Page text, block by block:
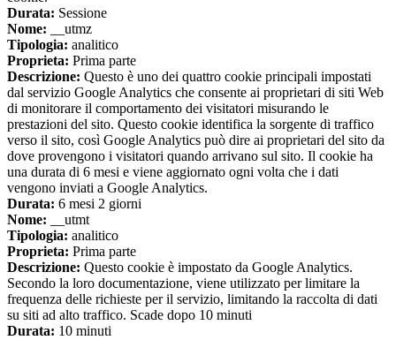
Durata: Sessione
Nome: __utmz
Tipologia: analitico
Proprieta: Prima parte
Descrizione: Questo è uno dei quattro cookie principali impostati
dal servizio Google Analytics che consente ai proprietari di siti Web
di monitorare il comportamento dei visitatori misurando le
prestazioni del sito. Questo cookie identifica la sorgente di traffico
verso il sito, così Google Analytics può dire ai proprietari del sito da
dove provengono i visitatori quando arrivano sul sito. Il cookie ha
una durata di 6 mesi e viene aggiornato ogni volta che i dati
vengono inviati a Google Analytics.
Durata: 6 mesi 2 giorni
Nome: __utmt
Tipologia: analitico
Proprieta: Prima parte
Descrizione: Questo cookie è impostato da Google Analytics.
Secondo la loro documentazione, viene utilizzato per limitare la
frequenza delle richieste per il servizio, limitando la raccolta di dati
su siti ad alto traffico. Scade dopo 10 minuti
Durata: 10 minuti